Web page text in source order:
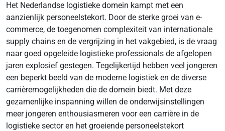
Het Nederlandse logistieke domein kampt met een
aanzienlijk personeelstekort. Door de sterke groei van e-
commerce, de toegenomen complexiteit van internationale
supply chains en de vergrijzing in het vakgebied, is de vraag
naar goed opgeleide logistieke professionals de afgelopen
jaren explosief gestegen. Tegelijkertijd hebben veel jongeren
een beperkt beeld van de moderne logistiek en de diverse
carrièremogelijkheden die de domein biedt. Met deze
gezamenlijke inspanning willen de onderwijsinstellingen
meer jongeren enthousiasmeren voor een carrière in de
logistieke sector en het groeiende personeelstekort